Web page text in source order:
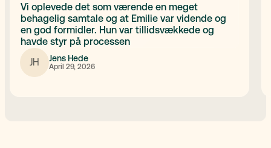
Vi oplevede det som værende en meget
behagelig samtale og at Emilie var vidende og
en god formidler. Hun var tillidsvækkede og
havde styr på processen
JH
Jens Hede
April 29, 2026